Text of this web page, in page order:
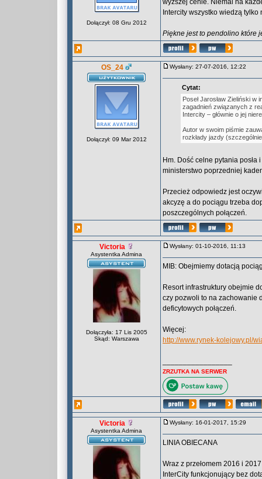
Dołączył: 08 Gru 2012
wyższej cenie. Niemal na
Intercity wszystko wiedzą tylko
Piękne jest to pendolino które
OS_24
Dołączył: 09 Mar 2012
Wysłany: 27-07-2016, 12:22
Cytat:
Poseł Jarosław Zieliński
zagadnień związanych z
Intercity – głównie o jej
Autor w swoim piśmie
rozkłady jazdy
Hm. Dość celne pytania
ministerstwo poprzedniej
Przecież odpowiedz jest
akcyzę a do pociągu trzeba
poszczególnych połączeń.
Victoria
Asystentka Admina
Dołączyła: 17 Lis 2005
Skąd: Warszawa
Wysłany: 01-10-2016, 11:13
MIB: Obejmiemy dotacją
Resort infrastruktury obejmie
czy pozwoli to na zachowanie
deficytowych połączeń.
Więcej:
http://www.rynek-kolejowy.pl/
ZRZUTKA NA SERWER
Victoria
Asystentka Admina
Wysłany: 16-01-2017, 15:29
LINIA OBIECANA
Wraz z przełomem 2016 i
InterCity funkcjonujący bez